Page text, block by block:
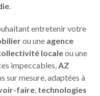
entretenir votre
ou une agence
localeou une
impeccables, AZ
sur mesure, adaptées à
faire technologies